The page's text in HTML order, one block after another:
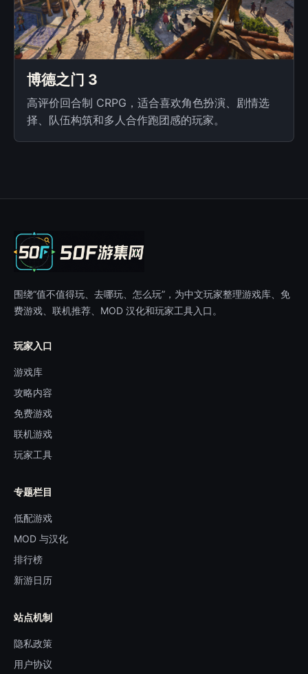
博德之门 3
高评价回合制 CRPG，适合喜欢角色扮演、剧情选
择、队伍构筑和多人合作跑团感的玩家。
围绕“值不值得玩、去哪玩、怎么玩”，为中文玩家整理游戏库、免
费游戏、联机推荐、MOD 汉化和玩家工具入口。
玩家入口
游戏库
攻略内容
免费游戏
联机游戏
玩家工具
专题栏目
低配游戏
MOD 与汉化
排行榜
新游日历
站点机制
隐私政策
用户协议